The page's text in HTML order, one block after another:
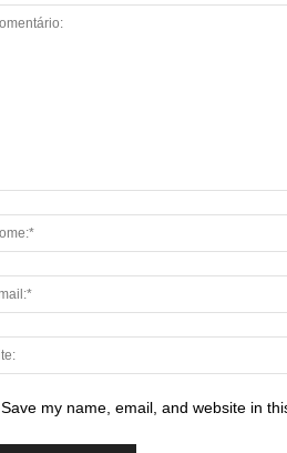
Save my name, email, and website in